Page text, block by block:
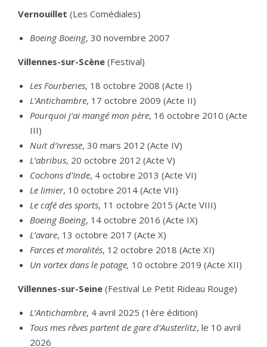
Vernouillet (Les Comédiales)
Boeing Boeing, 30 novembre 2007
Villennes-sur-Scène (Festival)
Les Fourberies, 18 octobre 2008 (Acte I)
L’Antichambre, 17 octobre 2009 (Acte II)
Pourquoi j’ai mangé mon père, 16 octobre 2010 (Acte
III)
Nuit d’ivresse, 30 mars 2012 (Acte IV)
L’abribus, 20 octobre 2012 (Acte V)
Cochons d’Inde, 4 octobre 2013 (Acte VI)
Le limier, 10 octobre 2014 (Acte VII)
Le café des sports, 11 octobre 2015 (Acte VIII)
Boeing Boeing, 14 octobre 2016 (Acte IX)
L’avare, 13 octobre 2017 (Acte X)
Farces et moralités, 12 octobre 2018 (Acte XI)
Un vortex dans le potage, 10 octobre 2019 (Acte XII)
Villennes-sur-Seine (Festival Le Petit Rideau Rouge)
L’Antichambre, 4 avril 2025 (1ère édition)
Tous mes rêves partent de gare d’Austerlitz, le 10 avril
2026